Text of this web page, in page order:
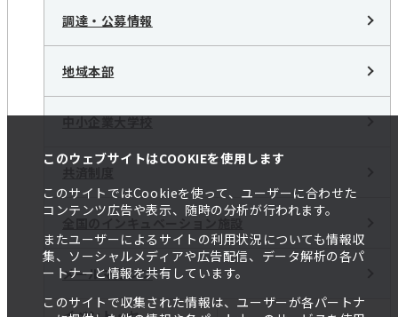
このウェブサイトはCOOKIEを使用します
このサイトではCookieを使って、ユーザーに合わせた
コンテンツ広告や表示、随時の分析が行われます。
またユーザーによるサイトの利用状況についても情報収
集、ソーシャルメディアや広告配信、データ解析の各パ
ートナーと情報を共有しています。
このサイトで収集された情報は、ユーザーが各パートナ
調達・公募情報
地域本部
メールマガジン